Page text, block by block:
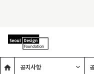
공지사항